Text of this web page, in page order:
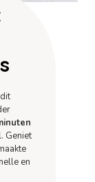
Geniet
en